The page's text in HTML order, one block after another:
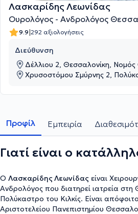
Λασκαρίδης Λεωνίδας
Ουρολόγος - Ανδρολόγος
9.9|292 αξιολογήσεις
Διεύθυνση
Δέλλιου 2, Θεσσαλονίκη, Νομός
Χρυσοστόμου Σμύρνης 2,
Προφίλ Εμπειρία
Γιατί είναι ο
Ο Λασκαρίδης Λεωνίδας είναι
Ανδρολόγος που διατηρεί ιατρεία στη
Πολύκαστρο του Κιλκίς. Είναι
Αριστοτελείου Πανεπιστημίου